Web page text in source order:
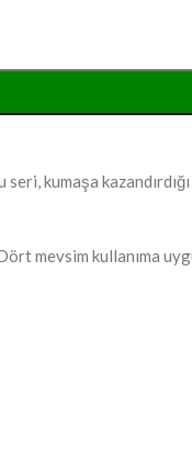
kumaşa
mevsim kullanıma